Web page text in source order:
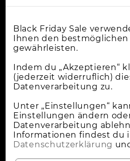
Black Friday Sale
Ihnen den bestmöglichen
gewährleisten.
Indem du „Akzeptieren“
(jederzeit widerruflich)
Datenverarbeitung zu.
Unter „Einstellungen“
Einstellungen ändern
Datenverarbeitung
Informationen findest du
Datenschutzerklärung